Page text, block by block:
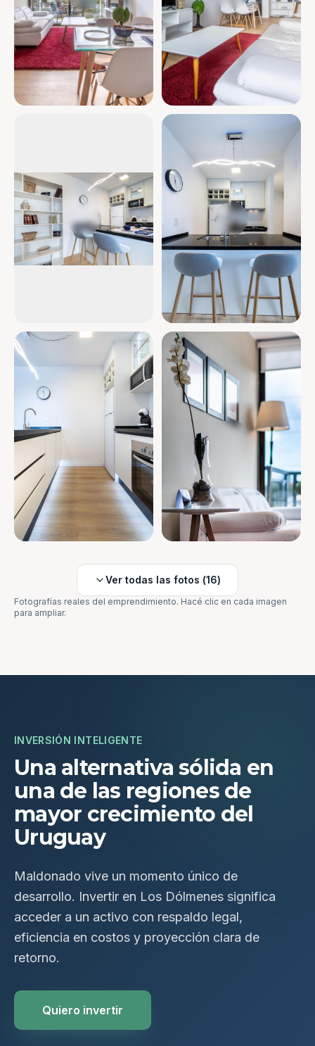
Ver todas las fotos (16)
Fotografías reales del emprendimiento. Hacé clic en cada imagen
para ampliar.
INVERSIÓN INTELIGENTE
Una alternativa sólida en
una de las regiones de
mayor crecimiento del
Uruguay
Maldonado vive un momento único de
desarrollo. Invertir en Los Dólmenes significa
acceder a un activo con respaldo legal,
eficiencia en costos y proyección clara de
retorno.
Quiero invertir